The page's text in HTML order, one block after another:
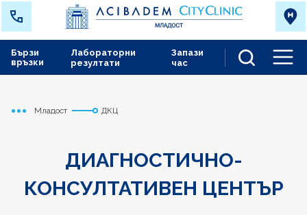
Лабораторни
резултати
Запази
час
Бързи
връзки
Начало
Младост ДКЦ
ДИАГНОСТИЧНО-
КОНСУЛТАТИВЕН ЦЕНТЪР